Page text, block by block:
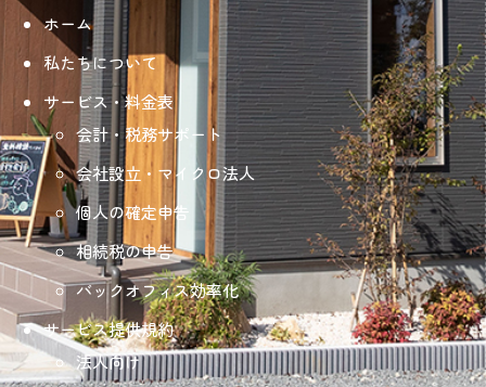
ホーム
私たちについて
サービス・料金表
会計・税務サポート
会社設立・マイクロ法人
個人の確定申告
相続税の申告
バックオフィス効率化
サービス提供規約
法人向け